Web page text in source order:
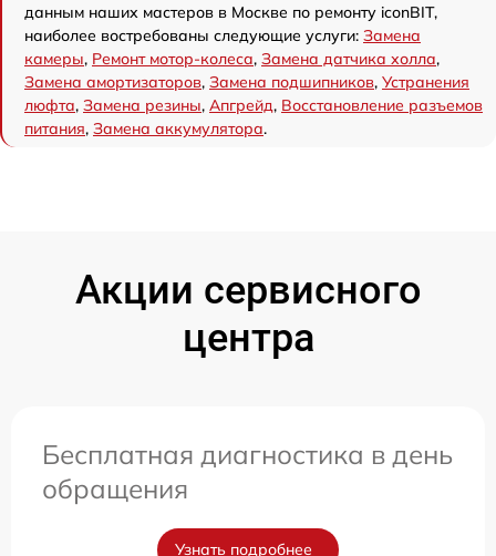
данным наших мастеров в Москве по ремонту iconBIT,
наиболее востребованы следующие услуги: Замена
камеры, Ремонт мотор-колеса, Замена датчика холла,
Замена амортизаторов, Замена подшипников, Устранения
люфта, Замена резины, Апгрейд, Восстановление разъемов
питания, Замена аккумулятора.
Акции сервисного
центра
Бесплатная диагностика в день
обращения
Узнать подробнее